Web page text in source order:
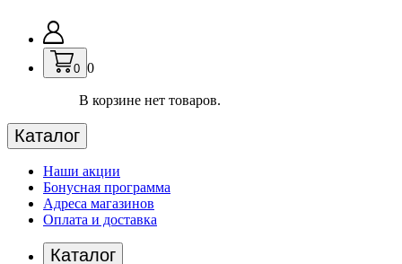
0 0
В корзине нет товаров.
Каталог
Наши акции
Бонусная программа
Адреса магазинов
Оплата и доставка
Каталог